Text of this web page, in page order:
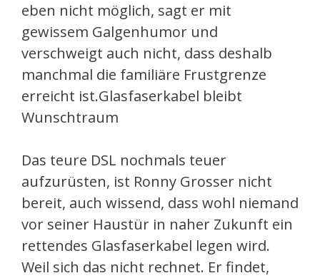
eben nicht möglich, sagt er mit
gewissem Galgenhumor und
verschweigt auch nicht, dass deshalb
manchmal die familiäre Frustgrenze
erreicht ist.Glasfaserkabel bleibt
Wunschtraum
Das teure DSL nochmals teuer
aufzurüsten, ist Ronny Grosser nicht
bereit, auch wissend, dass wohl niemand
vor seiner Haustür in naher Zukunft ein
rettendes Glasfaserkabel legen wird.
Weil sich das nicht rechnet. Er findet,